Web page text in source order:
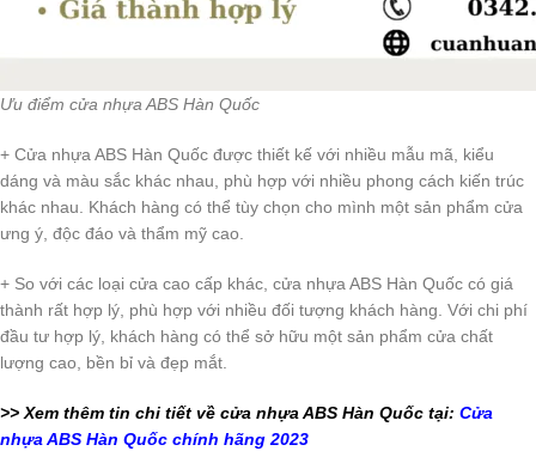
Ưu điểm cửa nhựa ABS Hàn Quốc
+ Cửa nhựa ABS Hàn Quốc được thiết kế với nhiều mẫu mã, kiểu
dáng và màu sắc khác nhau, phù hợp với nhiều phong cách kiến trúc
khác nhau. Khách hàng có thể tùy chọn cho mình một sản phẩm cửa
ưng ý, độc đáo và thẩm mỹ cao.
+ So với các loại cửa cao cấp khác, cửa nhựa ABS Hàn Quốc có giá
thành rất hợp lý, phù hợp với nhiều đối tượng khách hàng. Với chi phí
đầu tư hợp lý, khách hàng có thể sở hữu một sản phẩm cửa chất
lượng cao, bền bỉ và đẹp mắt.
>> Xem thêm tin chi tiết về cửa nhựa ABS Hàn Quốc tại: Cửa
nhựa ABS Hàn Quốc chính hãng 2023